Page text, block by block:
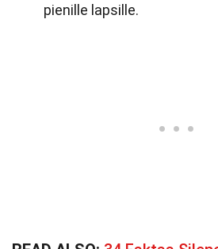
pienille lapsille.